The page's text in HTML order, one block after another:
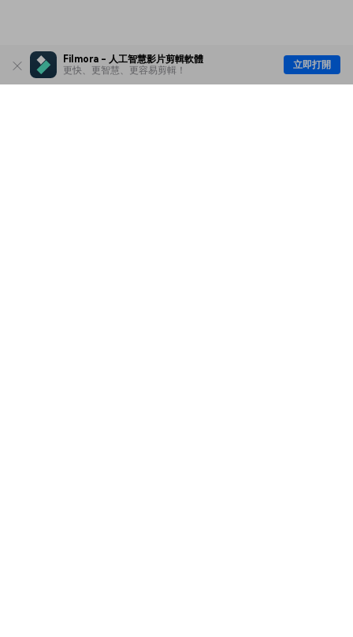
Filmora - 人工智慧影片剪輯軟體
更快、更智慧、更容易剪輯！
立即打開